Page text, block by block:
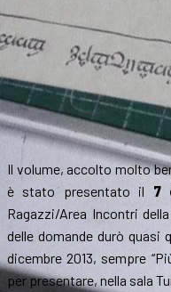
Il volume, accolto molto
è stato presentato il 7
Ragazzi/Area Incontri
delle domande durò quasi
dicembre 2013, sempre
per presentare, nella sala